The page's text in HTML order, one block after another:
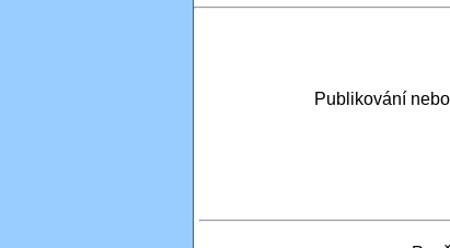
Publikování